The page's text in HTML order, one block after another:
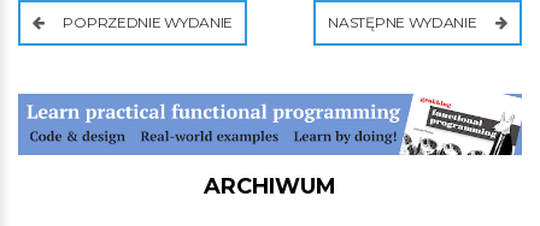
POPRZEDNIE WYDANIE NASTĘPNE WYDANIE
ARCHIWUM